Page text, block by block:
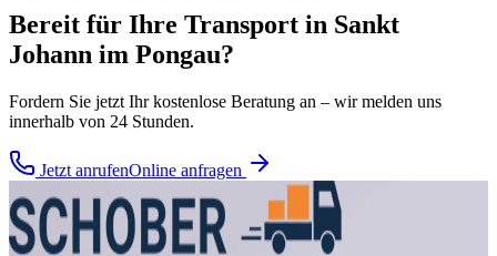
Bereit für Ihre Transport in Sankt
Johann im Pongau?
Fordern Sie jetzt Ihr kostenlose Beratung an – wir melden uns
innerhalb von 24 Stunden.
Jetzt anrufenOnline anfragen